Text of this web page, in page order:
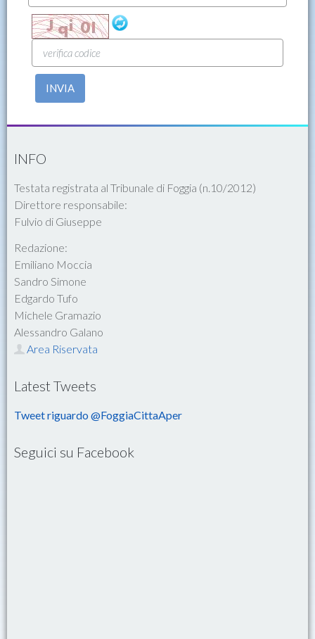
INVIA
INFO
Testata registrata al Tribunale di Foggia (n.10/2012)
Direttore responsabile:
Fulvio di Giuseppe
Redazione:
Emiliano Moccia
Sandro Simone
Edgardo Tufo
Michele Gramazio
Alessandro Galano
Area Riservata
Latest Tweets
Tweet riguardo @FoggiaCittaAper
Seguici su Facebook